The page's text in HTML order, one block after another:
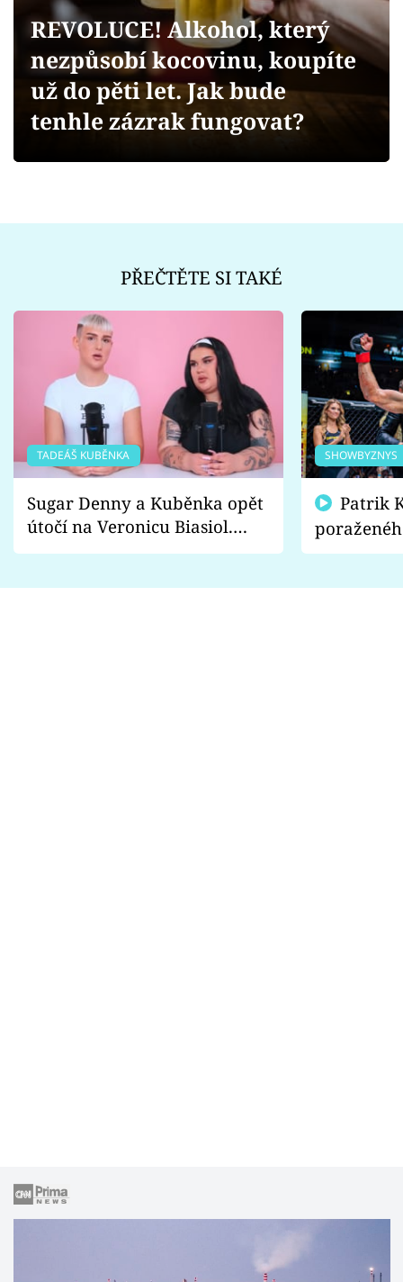
Sledujte prima+
REVOLUCE! Alkohol, který
nezpůsobí kocovinu, koupíte
už do pěti let. Jak bude
tenhle zázrak fungovat?
PŘEČTĚTE SI TAKÉ
TADEÁŠ KUBĚNKA
Sugar Denny a Kuběnka opět
útočí na Veronicu Biasiol.
Proč je podle nich falešná a
SHOWBYZNYS
fanoušci